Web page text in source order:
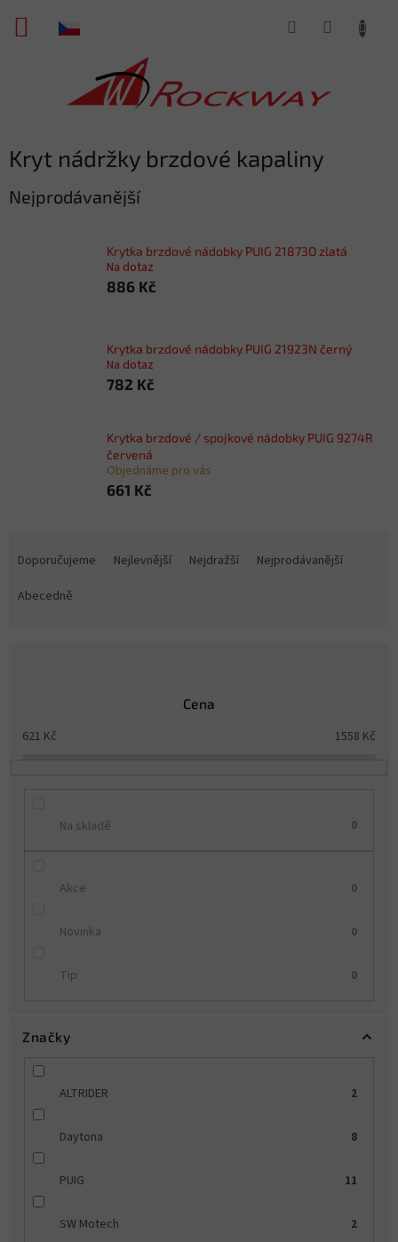
obsah
NÁKUPNÍ
Kryt nádržky brzdové kapaliny
Nejprodávanější
Krytka brzdové nádobky PUIG 21873O zlatá
Na dotaz
886 Kč
Krytka brzdové nádobky PUIG 21923N černý
Na dotaz
782 Kč
Krytka brzdové / spojkové nádobky PUIG 9274R
červená
Objednáme pro vás
661 Kč
Doporučujeme Nejlevnější Nejdražší
Nejprodávanější
Abecedně
Cena
621 Kč 1558 Kč
Na skladě 0
Akce 0
Novinka 0
Tip 0
Značky
ALTRIDER 2
Daytona 8
PUIG 11
SW Motech 2